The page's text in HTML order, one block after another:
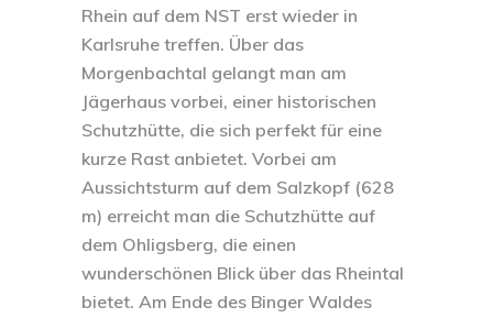
Rhein auf dem NST erst wieder in
Karlsruhe treffen. Über das
Morgenbachtal gelangt man am
Jägerhaus vorbei, einer historischen
Schutzhütte, die sich perfekt für eine
kurze Rast anbietet. Vorbei am
Aussichtsturm auf dem Salzkopf (628
m) erreicht man die Schutzhütte auf
dem Ohligsberg, die einen
wunderschönen Blick über das Rheintal
bietet. Am Ende des Binger Waldes